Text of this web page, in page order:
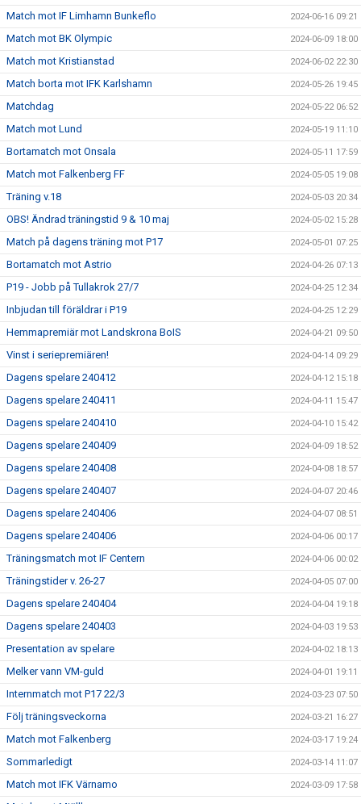
Match mot IF Limhamn Bunkeflo 2024-06-16 09:21
Match mot BK Olympic 2024-06-09 18:00
Match mot Kristianstad 2024-06-02 22:30
Match borta mot IFK Karlshamn 2024-05-26 19:45
Matchdag 2024-05-22 06:52
Match mot Lund 2024-05-19 11:10
Bortamatch mot Onsala 2024-05-11 17:59
Match mot Falkenberg FF 2024-05-05 19:08
Träning v.18 2024-05-03 20:34
OBS! Ändrad träningstid 9 & 10 maj 2024-05-02 15:28
Match på dagens träning mot P17 2024-05-01 07:25
Bortamatch mot Astrio 2024-04-26 07:13
P19 - Jobb på Tullakrok 27/7 2024-04-25 12:34
Inbjudan till föräldrar i P19 2024-04-25 12:29
Hemmapremiär mot Landskrona BoIS 2024-04-21 09:50
Vinst i seriepremiären! 2024-04-14 09:29
Dagens spelare 240412 2024-04-12 15:18
Dagens spelare 240411 2024-04-11 15:47
Dagens spelare 240410 2024-04-10 15:42
Dagens spelare 240409 2024-04-09 18:52
Dagens spelare 240408 2024-04-08 18:57
Dagens spelare 240407 2024-04-07 20:46
Dagens spelare 240406 2024-04-07 08:51
Dagens spelare 240406 2024-04-06 00:17
Träningsmatch mot IF Centern 2024-04-06 00:02
Träningstider v. 26-27 2024-04-05 07:00
Dagens spelare 240404 2024-04-04 19:18
Dagens spelare 240403 2024-04-03 19:53
Presentation av spelare 2024-04-02 18:13
Melker vann VM-guld 2024-04-01 19:11
Internmatch mot P17 22/3 2024-03-23 07:50
Följ träningsveckorna 2024-03-21 16:27
Match mot Falkenberg 2024-03-17 19:24
Sommarledigt 2024-03-14 11:07
Match mot IFK Värnamo 2024-03-09 17:58